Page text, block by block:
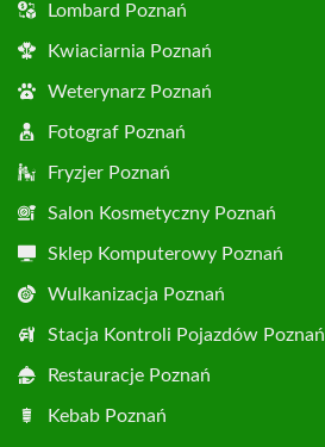
Lombard Poznań
Kwiaciarnia Poznań
Weterynarz Poznań
Fotograf Poznań
Fryzjer Poznań
Salon Kosmetyczny Poznań
Sklep Komputerowy Poznań
Wulkanizacja Poznań
Stacja Kontroli Pojazdów Poznań
Restauracje Poznań
Kebab Poznań